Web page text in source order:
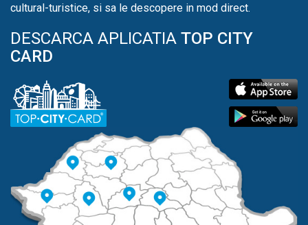
cultural-turistice, si sa le descopere in mod direct.
DESCARCA APLICATIA TOP CITY
CARD